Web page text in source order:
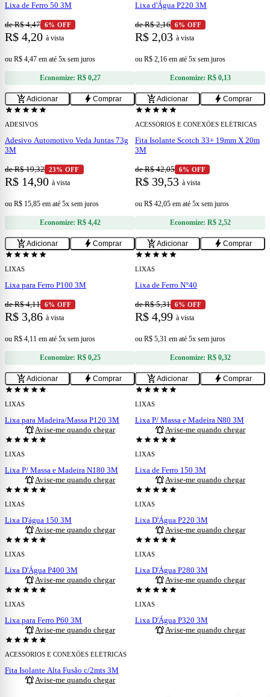
Lixa de Ferro 50 3M
de R$ 4,47 6% OFF
R$ 4,20 à vista
ou R$ 4,47 em até 5x sem juros
Economize: R$ 0,27
add_shopping_cartAdicionar bolt Comprar
Lixa d'Água P220 3M
de R$ 2,16 6% OFF
R$ 2,03 à vista
ou R$ 2,16 em até 5x sem juros
Economize: R$ 0,13
add_shopping_cartAdicionar bolt Comprar
add
starstarstarstarstar
ADESIVOS
Adesivo Automotivo Veda Juntas 73g
3M
de R$ 19,32 23% OFF
R$ 14,90 à vista
ou R$ 15,85 em até 5x sem juros
Economize: R$ 4,42
add_shopping_cartAdicionar bolt Comprar
add
starstarstarstarstar
ACESSÓRIOS E CONEXÕES ELÉTRICAS
Fita Isolante Scotch 33+ 19mm X 20m
3M
de R$ 42,05 6% OFF
R$ 39,53 à vista
ou R$ 42,05 em até 5x sem juros
Economize: R$ 2,52
add_shopping_cartAdicionar bolt Comprar
add
starstarstarstarstar
LIXAS
Lixa para Ferro P100 3M
de R$ 4,11 6% OFF
R$ 3,86 à vista
ou R$ 4,11 em até 5x sem juros
Economize: R$ 0,25
add_shopping_cartAdicionar bolt Comprar
add
starstarstarstarstar
LIXAS
Lixa de Ferro N°40
de R$ 5,31 6% OFF
R$ 4,99 à vista
ou R$ 5,31 em até 5x sem juros
Economize: R$ 0,32
add_shopping_cartAdicionar bolt Comprar
ESGOTADO
starstarstarstarstar
LIXAS
Lixa para Madeira/Massa P120 3M
notifications_activeAvise-me quando chegar
ESGOTADO
starstarstarstarstar
LIXAS
Lixa P/ Massa e Madeira N80 3M
notifications_activeAvise-me quando chegar
ESGOTADO
starstarstarstarstar
LIXAS
Lixa P/ Massa e Madeira N180 3M
notifications_activeAvise-me quando chegar
ESGOTADO
starstarstarstarstar
LIXAS
Lixa de Ferro 150 3M
notifications_activeAvise-me quando chegar
ESGOTADO
starstarstarstarstar
LIXAS
Lixa D'água 150 3M
notifications_activeAvise-me quando chegar
ESGOTADO
starstarstarstarstar
LIXAS
Lixa D'Água P220 3M
notifications_activeAvise-me quando chegar
ESGOTADO
starstarstarstarstar
LIXAS
Lixa D'Água P400 3M
notifications_activeAvise-me quando chegar
ESGOTADO
starstarstarstarstar
LIXAS
Lixa D'Água P280 3M
notifications_activeAvise-me quando chegar
ESGOTADO
starstarstarstarstar
LIXAS
Lixa para Ferro P60 3M
notifications_activeAvise-me quando chegar
ESGOTADO
starstarstarstarstar
LIXAS
Lixa D'Água P320 3M
notifications_activeAvise-me quando chegar
ESGOTADO
starstarstarstarstar
ACESSÓRIOS E CONEXÕES ELÉTRICAS
Fita Isolante Alta Fusão c/2mts 3M
notifications_activeAvise-me quando chegar